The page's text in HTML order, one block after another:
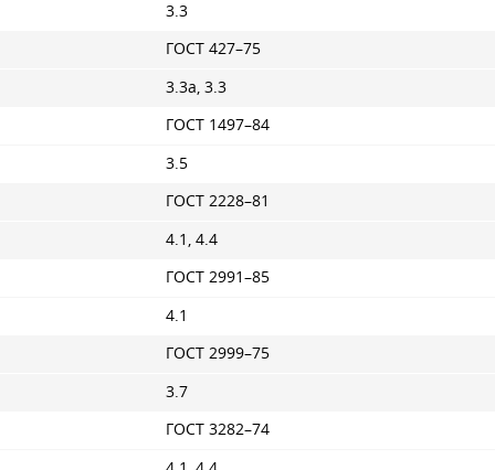
3.3
ГОСТ 427–75
3.3а, 3.3
ГОСТ 1497–84
3.5
ГОСТ 2228–81
4.1, 4.4
ГОСТ 2991–85
4.1
ГОСТ 2999–75
3.7
ГОСТ 3282–74